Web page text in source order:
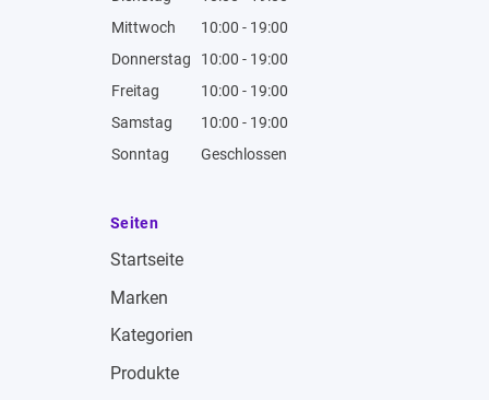
Mittwoch
10:00 - 19:00
Donnerstag
10:00 - 19:00
Freitag
10:00 - 19:00
Samstag
10:00 - 19:00
Sonntag
Geschlossen
Seiten
Startseite
Marken
Kategorien
Produkte